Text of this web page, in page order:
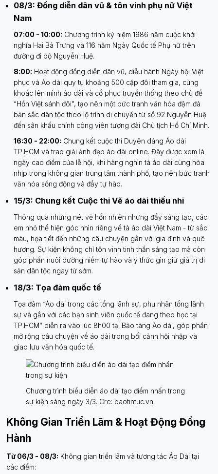
08/3: Đồng diễn dân vũ & tôn vinh phụ nữ Việt
Nam
07:00 - 10:00: Chương trình kỷ niệm 1986 năm cuộc khởi
nghĩa Hai Bà Trưng và 116 năm Ngày Quốc tế Phụ nữ trên
đường đi bộ Nguyễn Huệ.
8:00: Hoạt động đồng diễn dân vũ, diễu hành Ngày hội Việt
phục và Áo dài quy tụ khoảng 500 cặp đôi tham gia, cùng
khoác lên mình áo dài và cổ phục truyền thống theo chủ đề
“Hồn Việt sánh đôi”, tạo nên một bức tranh văn hóa đậm đà
bản sắc dân tộc theo lộ trình di chuyển từ số 92 Nguyễn Huệ
đến sân khấu chính công viên tượng đài Chủ tịch Hồ Chí Minh.
16:30 - 22:00: Chung kết cuộc thi Duyên dáng Áo dài
TP.HCM và trao giải ảnh đẹp áo dài online. Đây được xem là
ngày cao điểm của lễ hội, khi hàng nghìn tà áo dài cùng hòa
nhịp trong không gian trung tâm thành phố, tạo nên bức tranh
văn hóa sống động và đầy tự hào.
15/3: Chung kết Cuộc thi Vẽ áo dài thiếu nhi
Thông qua những nét vẽ hồn nhiên nhưng đầy sáng tạo, các
em nhỏ thể hiện góc nhìn riêng về tà áo dài Việt Nam - từ sắc
màu, họa tiết đến những câu chuyện gắn với gia đình và quê
hương. Sự kiện không chỉ tôn vinh tinh thần sáng tạo mà còn
góp phần nuôi dưỡng niềm tự hào và ý thức gìn giữ giá trị di
sản dân tộc ngay từ sớm.
18/3: Tọa đàm quốc tế
Tọa đàm “Áo dài trong các tổng lãnh sự, phu nhân tổng lãnh
sự và gắn với các bạn sinh viên quốc tế đang theo học tại
TP.HCM” diễn ra vào lúc 8h00 tại Bảo tàng Áo dài, góp phần
mở rộng câu chuyện về áo dài trong bối cảnh hội nhập và
giao lưu văn hóa quốc tế.
Chương trình biểu diễn áo dài tạo điểm nhấn trong
sự kiện sáng ngày 3/3. Cre: baotintuc.vn
Không Gian Triển Lãm & Hoạt Động Đồng
Hành
Từ 06/3 - 08/3: Không gian triển lãm và tương tác Áo Dài tại
các điểm: